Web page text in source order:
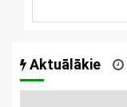
Aktuālākie